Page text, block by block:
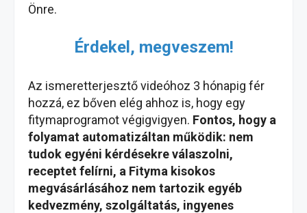
Önre.
Érdekel, megveszem!
Az ismeretterjesztő videóhoz 3 hónapig fér
hozzá, ez bőven elég ahhoz is, hogy egy
fitymaprogramot végigvigyen. Fontos, hogy a
folyamat automatizáltan működik: nem
tudok egyéni kérdésekre válaszolni,
receptet felírni, a Fityma kisokos
megvásárlásához nem tartozik egyéb
kedvezmény, szolgáltatás, ingyenes